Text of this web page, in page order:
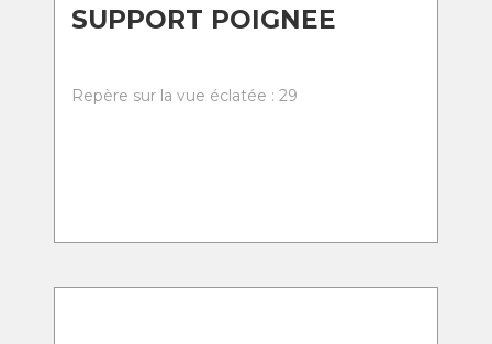
SUPPORT POIGNEE
Repère sur la vue éclatée : 29